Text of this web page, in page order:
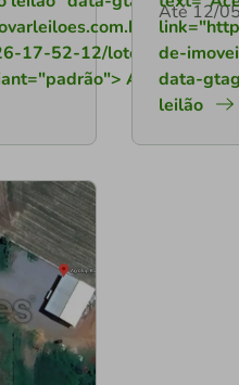
leilao/
17-52-12/lote_id/9111"
Acessar o
Até 12/
de-
data-
leilão